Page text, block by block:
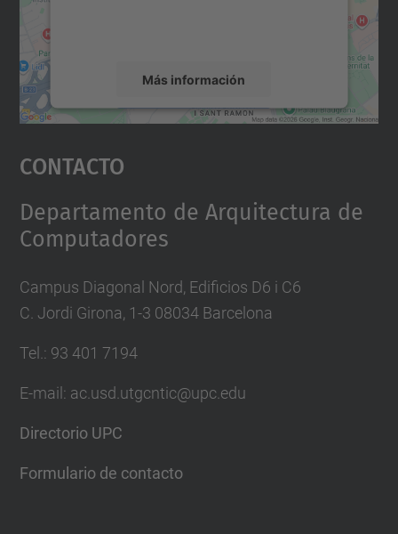
Más información
Aceptar
powered by
Contacto
Departamento de Arquitectura de
Computadores
Campus Diagonal Nord, Edificios D6 i C6
C. Jordi Girona, 1-3 08034 Barcelona
Tel.: 93 401 7194
E-mail: ac.usd.utgcntic@upc.edu
Directorio UPC
Formulario de contacto